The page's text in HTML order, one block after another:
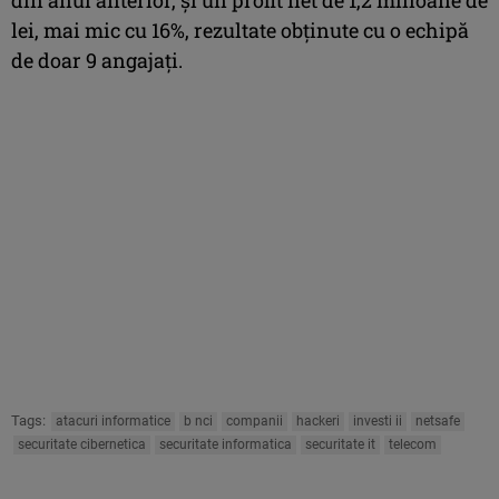
lei, mai mic cu 16%, rezultate obţinute cu o echipă
de doar 9 angajaţi.
Tags: atacuri informatice b nci companii hackeri investi ii
netsafe
securitate cibernetica
securitate informatica securitate it telecom